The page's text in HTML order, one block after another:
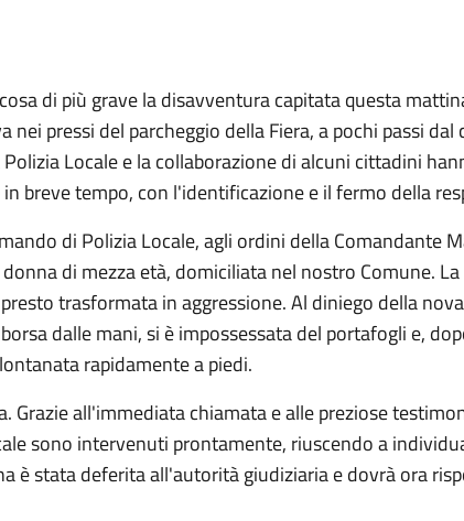
di più grave la disavventura capitata questa
pressi del parcheggio della Fiera, a pochi passi dal
Locale e la collaborazione di alcuni cittadini
breve tempo, con l'identificazione e il fermo della
di Polizia Locale, agli ordini della Comandante
di mezza età, domiciliata nel nostro Comune.
trasformata in aggressione. Al diniego della
dalle mani, si è impossessata del portafogli e,
rapidamente a piedi.
Grazie all'immediata chiamata e alle preziose
sono intervenuti prontamente, riuscendo a
è stata deferita all'autorità giudiziaria e dovrà ora